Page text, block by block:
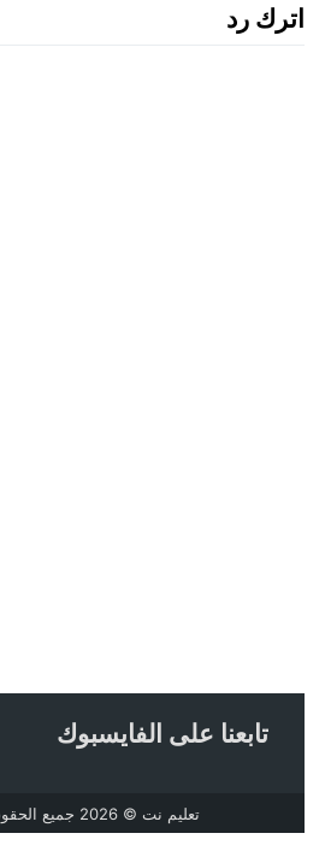
اترك رد
تابعنا على الفايسبوك
تعليم نت © 2026 جميع الحقوق محفوظة.